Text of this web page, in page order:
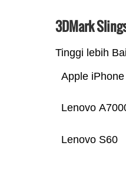
3DMark
Tinggi lebih
Lenovo S60
Lenovo
Apple